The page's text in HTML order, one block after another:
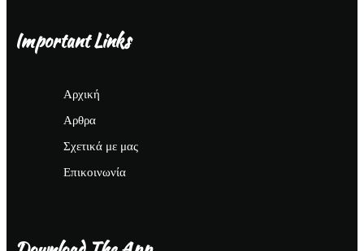
Important Links
Αρχική
Αρθρα
Σχετικά με μας
Επικοινωνία